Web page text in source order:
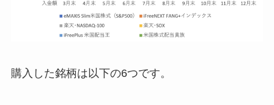
購入した銘柄は以下の6つです。